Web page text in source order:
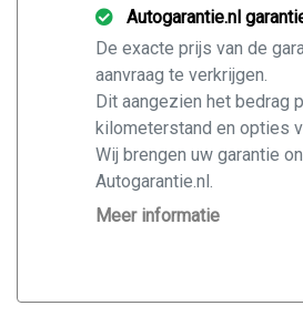
Autogarantie.nl
De exacte prijs van de
aanvraag te verkrijgen.
Dit aangezien het bedrag
kilometerstand en opties
Wij brengen uw garantie
Autogarantie.nl.
Vraag ons naar de
Meer informatie